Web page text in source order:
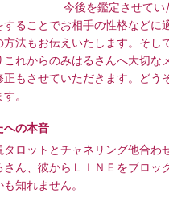
今後を鑑定させてい
することでお相手の性格などに
方法もお伝えいたします。そし
これからのみはるさんへ大切な
正もさせていただきます。どう
。
への本音
タロットとチャネリング他合わ
さん、彼からＬＩＮＥをブロッ
知れません。